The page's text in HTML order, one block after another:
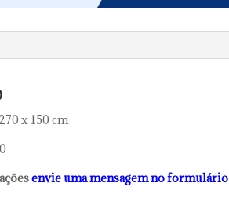
x 150 cm
envie uma mensagem no formulário